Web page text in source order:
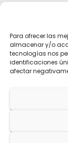
Para ofrecer las
almacenar y/o
tecnologías nos
identificaciones
afectar